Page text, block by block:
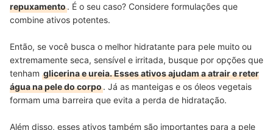
repuxamento. É o seu caso? Considere formulações que
combine ativos potentes.
Então, se você busca o melhor hidratante para pele muito ou
extremamente seca, sensível e irritada, busque por opções que
tenham glicerina e ureia. Esses ativos ajudam a atrair e reter
água na pele do corpo. Já as manteigas e os óleos vegetais
formam uma barreira que evita a perda de hidratação.
Além disso, esses ativos também são importantes para a pele